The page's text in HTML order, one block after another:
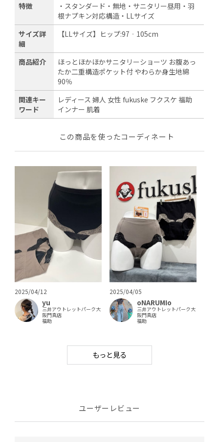
特徴
・スタンダード・無地・サニタリー昼用・羽
根ナプキン対応構造・LLサイズ
サイズ詳
細
【LLサイズ】ヒップ:97‐105cm
商品紹介
ほっとほかほかサニタリーショーツ お腹あっ
たか二重構造ポケット付 やわらか身生地綿
90％
関連キー
ワード
レディース 婦人 女性 fukuske フクスケ 福助
インナー 肌着
この商品を使ったコーディネート
2025/04/12
yu
三井アウトレットパーク大
阪門真店
福助
2025/04/05
oNARUMIo
三井アウトレットパーク大
阪門真店
福助
もっと見る
ユーザーレビュー